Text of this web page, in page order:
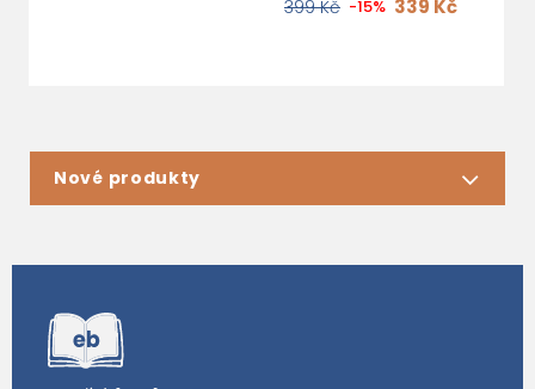
399 Kč -15% 339 Kč
Nové produkty